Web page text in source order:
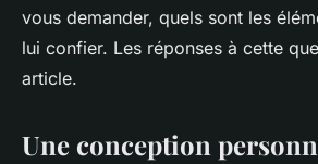
vous demander, quels sont les
lui confier. Les réponses à cette
article.
Une conception